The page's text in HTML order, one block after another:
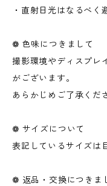
・直射日光はなるべく
❁ 色味につきまして
撮影環境やディスプレ
がございます。
あらかじめご了承くだ
❁ サイズについて
表記しているサイズは
❁ 返品・交換につきま